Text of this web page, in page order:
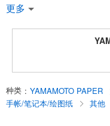
基础重量：35克/?
张数：50
更多
种类 : YAMAMOTO PAPER
手帐/笔记本/绘图纸
其他